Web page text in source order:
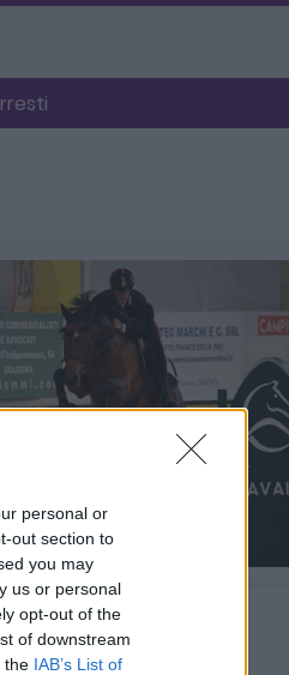
personal or
out section to
you may
us or personal
opt-out of the
of downstream
the IAB’s List of